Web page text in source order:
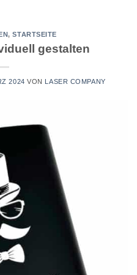
,STARTSEITE
gestalten
2024 VON LASER COMPANY